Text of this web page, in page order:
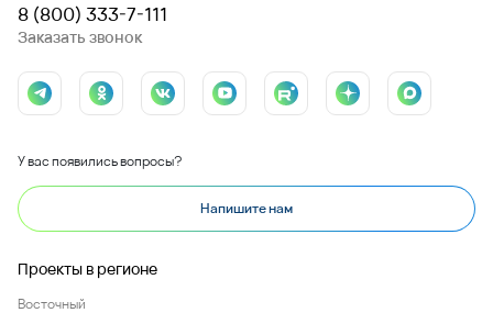
8 (800) 333-7-111
Заказать звонок
У вас появились вопросы?
Напишите нам
Проекты в регионе
Восточный